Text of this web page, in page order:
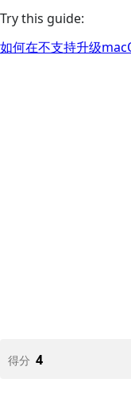
Try this guide:
如何在不支持升级
得分 4